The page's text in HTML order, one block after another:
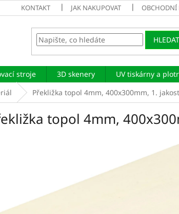
KONTAKT JAK NAKUPOVAT
HLEDAT
stroje 3D skenery UV tiskárny a
Překližka topol 4mm, 400x300mm, 1. jakost
topol 4mm,